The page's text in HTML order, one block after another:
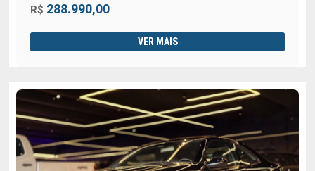
R$ 288.990,00
VER MAIS